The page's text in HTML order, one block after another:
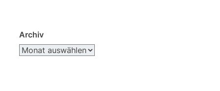
Archiv